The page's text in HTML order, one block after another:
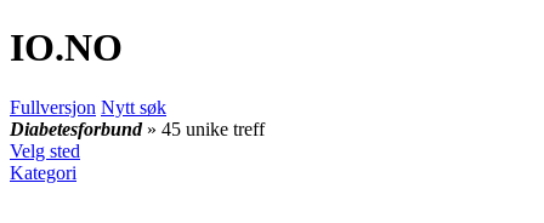
IO.NO
Fullversjon Nytt søk
Diabetesforbund » 45 unike treff
Velg sted
Kategori